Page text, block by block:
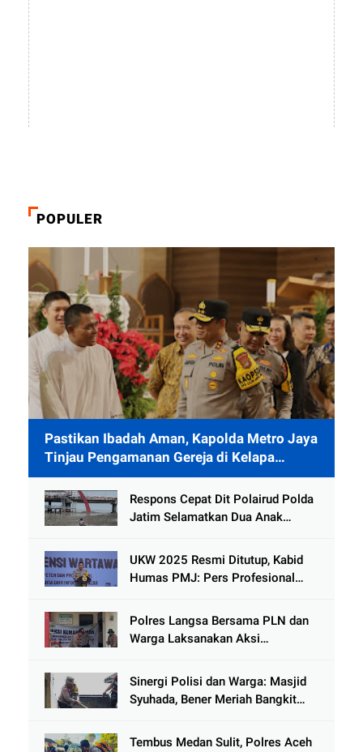
POPULER
Pastikan Ibadah Aman, Kapolda Metro Jaya
Tinjau Pengamanan Gereja di Kelapa
Gading
Respons Cepat Dit Polairud Polda
Jatim Selamatkan Dua Anak
Kenjeran
UKW 2025 Resmi Ditutup, Kabid
Humas PMJ: Pers Profesional
Hoaks
Polres Langsa Bersama PLN dan
Warga Laksanakan Aksi
Tamiang
Sinergi Polisi dan Warga: Masjid
Syuhada, Bener Meriah Bangkit
Tembus Medan Sulit, Polres Aceh